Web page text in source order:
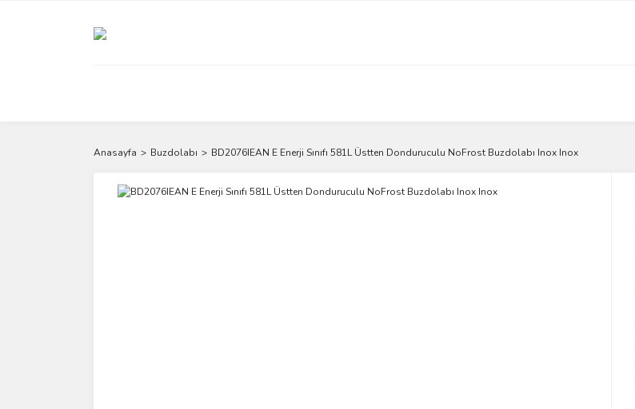
Anasayfa Buzdolabı BD2076IEAN E Enerji Sınıfı 581L Üstten Donduruculu NoFrost Buzdolabı Inox Inox